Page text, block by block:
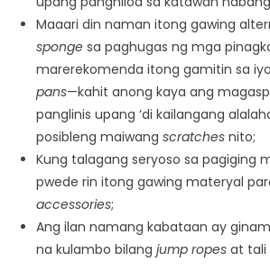
Maaari din naman itong gawing
sponge sa paghugas ng mga
marerekomenda itong gamitin sa
pans—kahit anong kaya ang
panglinis upang ‘di kailangang
posibleng maiwang scratches nito;
Kung talagang seryoso sa pagiging
pwede rin itong gawing materyal
accessories;
Ang ilan namang kabataan ay
na kulambo bilang jump ropes at tali